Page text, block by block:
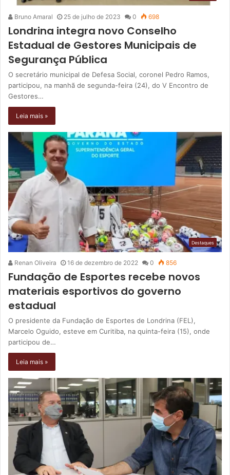
Bruno Amaral 25 de julho de 2023 0 698
Londrina integra novo Conselho
Estadual de Gestores Municipais de
Segurança Pública
O secretário municipal de Defesa Social, coronel Pedro Ramos,
participou, na manhã de segunda-feira (24), do V Encontro de
Gestores…
Leia mais »
Destaques
Renan Oliveira 16 de dezembro de 2022 0 856
Fundação de Esportes recebe novos
materiais esportivos do governo
estadual
O presidente da Fundação de Esportes de Londrina (FEL),
Marcelo Oguido, esteve em Curitiba, na quinta-feira (15), onde
participou de…
Leia mais »